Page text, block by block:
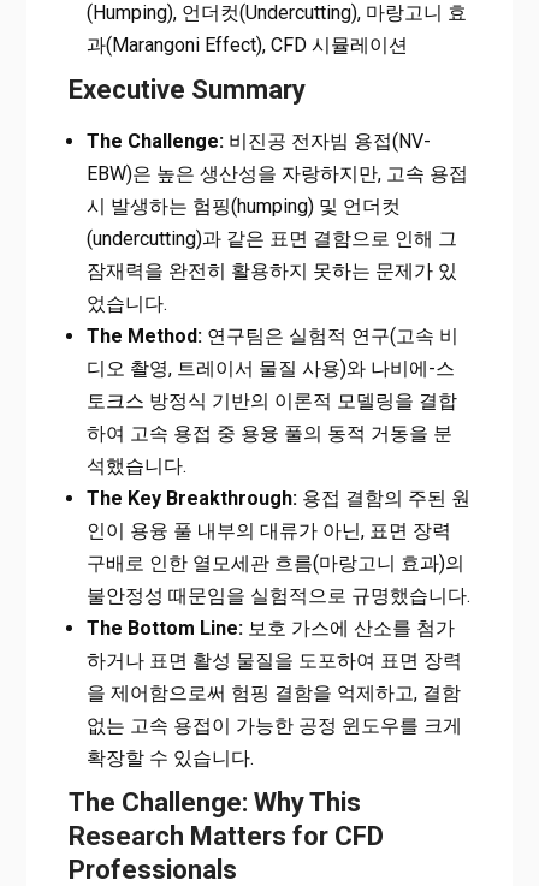
(Humping), 언더컷(Undercutting), 마랑고니 효
과(Marangoni Effect), CFD 시뮬레이션
Executive Summary
The Challenge:비진공 전자빔 용접(NV-
EBW)은 높은 생산성을 자랑하지만, 고속 용접
시 발생하는 험핑(humping) 및 언더컷
(undercutting)과 같은 표면 결함으로 인해 그
잠재력을 완전히 활용하지 못하는 문제가 있
었습니다.
The Method:연구팀은 실험적 연구(고속 비
디오 촬영, 트레이서 물질 사용)와 나비에-스
토크스 방정식 기반의 이론적 모델링을 결합
하여 고속 용접 중 용융 풀의 동적 거동을 분
석했습니다.
The Key Breakthrough:용접 결함의 주된 원
인이 용융 풀 내부의 대류가 아닌, 표면 장력
구배로 인한 열모세관 흐름(마랑고니 효과)의
불안정성 때문임을 실험적으로 규명했습니다.
The Bottom Line:보호 가스에 산소를 첨가
하거나 표면 활성 물질을 도포하여 표면 장력
을 제어함으로써 험핑 결함을 억제하고, 결함
없는 고속 용접이 가능한 공정 윈도우를 크게
확장할 수 있습니다.
The Challenge: Why This
Research Matters for CFD
Professionals